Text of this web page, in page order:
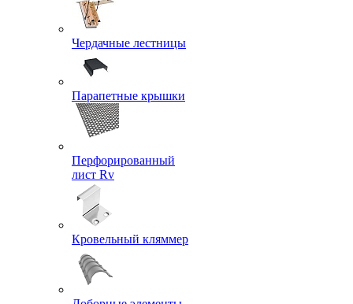
Чердачные лестницы
Парапетные крышки
Перфорированный
лист Rv
Кровельный кляммер